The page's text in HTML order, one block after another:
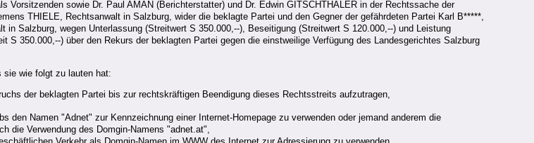
sowie Dr. Paul AMAN (Berichterstatter) und Dr. Edwin GITSCHTHALER in der Rechtssache der
THIELE, Rechtsanwalt in Salzburg, wider die beklagte Partei und den Gegner der gefährdeten Partei Karl B*****,
Salzburg, wegen Unterlassung (Streitwert S 350.000,--), Beseitigung (Streitwert S 120.000,--) und Leistung
350.000,--) über den Rekurs der beklagten Partei gegen die einstweilige Verfügung des Landesgerichtes Salzburg
sie wie folgt zu lauten hat:
der beklagten Partei bis zur rechtskräftigen Beendigung dieses Rechtsstreits aufzutragen,
Namen "Adnet" zur Kennzeichnung einer Internet-Homepage zu verwenden oder jemand anderem die
die Verwendung des Domgin-Namens "adnet.at",